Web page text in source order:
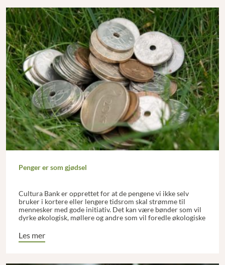
Penger er som gjødsel
Cultura Bank er opprettet for at de pengene vi ikke selv
bruker i kortere eller lengere tidsrom skal strømme til
mennesker med gode initiativ. Det kan være bønder som vil
dyrke økologisk, møllere og andre som vil foredle økologiske
Les mer